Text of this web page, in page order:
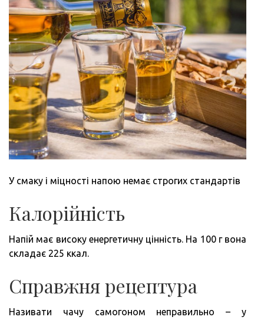
У смаку і міцності напою немає строгих стандартів
Калорійність
Напій має високу енергетичну цінність. На 100 г вона
складає 225 ккал.
Справжня рецептура
Називати чачу самогоном неправильно – у